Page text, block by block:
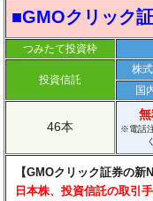
■GMOクリック
つみたて投資枠
投資信託
株
国
46本
※電話
く
【GMOクリック証券の新
日本株、投資信託の取引